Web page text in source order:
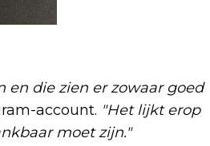
en die zien er zowaar goed
account. "Het lijkt erop
moet zijn."